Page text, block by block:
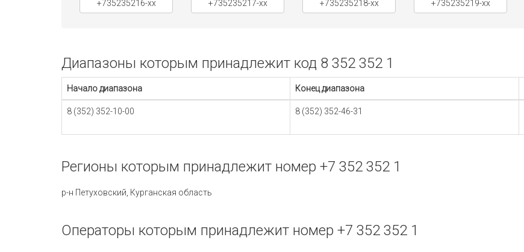
+735235216-xx +735235217-xx +735235218-xx +735235219-xx
Диапазоны которым принадлежит код 8 352 352 1
Начало диапазона Конец диапазона
8 (352) 352-10-00 8 (352) 352-46-31
Регионы которым принадлежит номер +7 352 352 1
р-н Петуховский, Курганская область
Операторы которым принадлежит номер +7 352 352 1